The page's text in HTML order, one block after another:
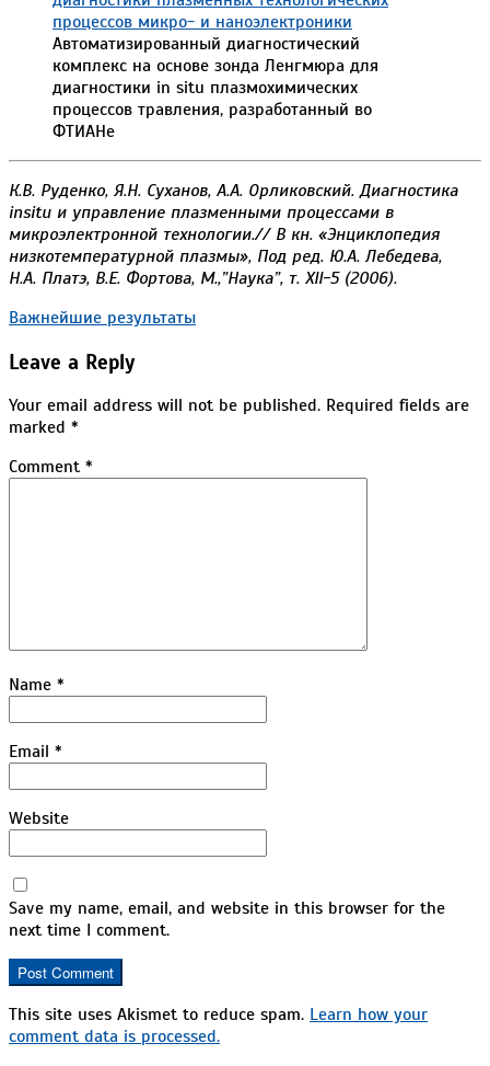
Автоматизированный диагностический
комплекс на основе зонда Ленгмюра для
диагностики in situ плазмохимических
процессов травления, разработанный во
ФТИАНе
К.В. Руденко, Я.Н. Суханов, А.А. Орликовский. Диагностика
insitu и управление плазменными процессами в
микроэлектронной технологии.// В кн. «Энциклопедия
низкотемпературной плазмы», Под ред. Ю.А. Лебедева,
Н.А. Платэ, В.Е. Фортова, М.,”Наука”, т. XII-5 (2006).
2019-
06
Важнейшие результаты
Leave a Reply
Your email address will not be published. Required fields are
marked *
Comment *
Name *
Email *
Website
Save my name, email, and website in this browser for the
next time I comment.
This site uses Akismet to reduce spam. Learn how your
comment data is processed.